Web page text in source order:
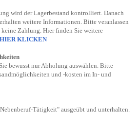
wird der Lagerbestand kontrolliert. Danach
weitere Informationen. Bitte veranlassen
Zahlung. Hier finden Sie weitere
HIER KLICKEN
bewusst nur Abholung auswählen. Bitte
und -kosten im In- und
Tätigkeit" ausgeübt und unterhalten.